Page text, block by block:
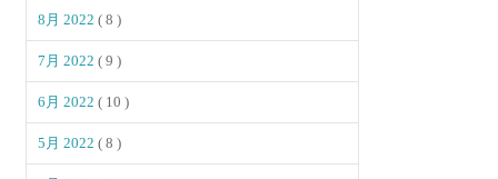
8月 2022( 8 )
7月 2022( 9 )
6月 2022( 10 )
5月 2022( 8 )